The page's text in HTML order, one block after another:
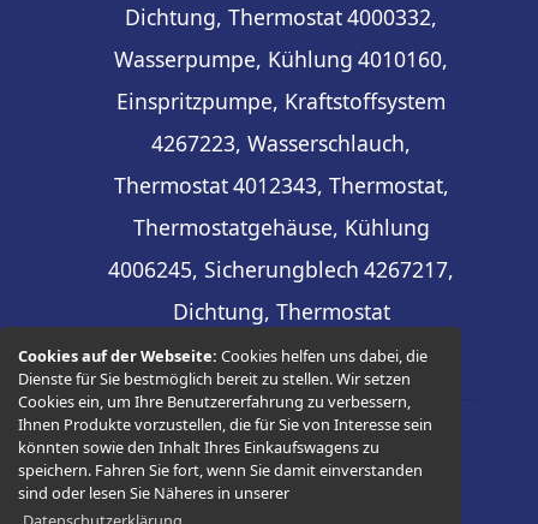
Cookies auf der Webseite:Cookies helfen uns dabei, die
Dienste für Sie bestmöglich bereit zu stellen. Wir setzen
Cookies ein, um Ihre Benutzererfahrung zu verbessern,
Ihnen Produkte vorzustellen, die für Sie von Interesse sein
könnten sowie den Inhalt Ihres Einkaufswagens zu
speichern. Fahren Sie fort, wenn Sie damit einverstanden
sind oder lesen Sie Näheres in unserer
Dichtung, Thermostat4000332,
Wasserpumpe, Kühlung 4010160,
Einspritzpumpe, Kraftstoffsystem
4267223, Wasserschlauch,
Thermostat4012343, Thermostat,
Thermostatgehäuse, Kühlung
4006245, Sicherungblech 4267217,
Dichtung, Thermostat
© 2026 -Thüringer Ersatzteilhandel